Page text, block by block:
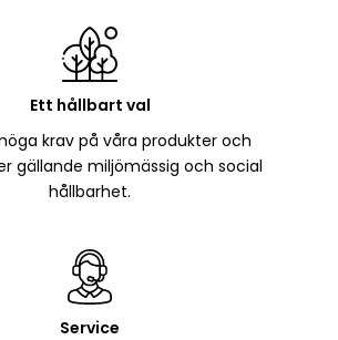
Ett hållbart val
krav på våra produkter och
gällande miljömässig och social
hållbarhet.
Service